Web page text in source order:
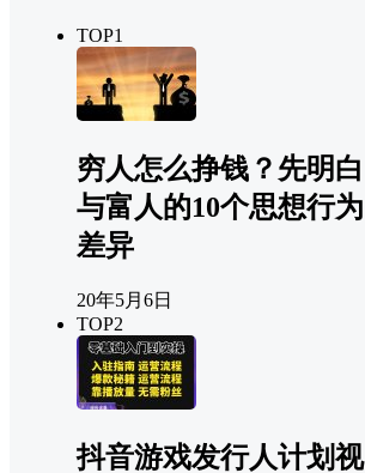
TOP1
穷人怎么挣钱？先明白
与富人的10个思想行为
差异
20年5月6日
TOP2
抖音游戏发行人计划视